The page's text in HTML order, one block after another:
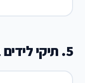
5. תיקי לידים באירועים